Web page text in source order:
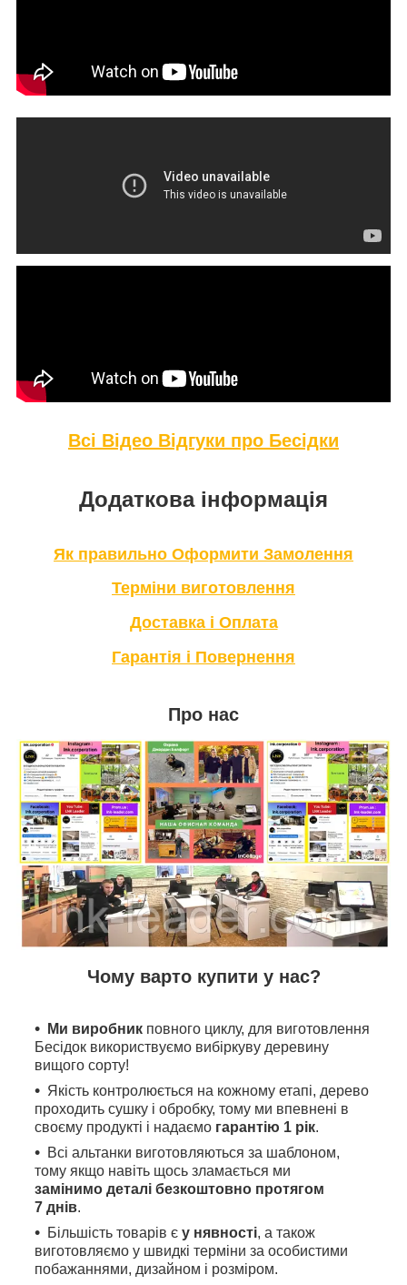
Всі Відео Відгуки про Бесідки
Додаткова інформація
Як правильно Оформити Замолення
Терміни виготовлення
Доставка і Оплата
Гарантія і Повернення
Про нас
Чому варто купити у нас?
Ми виробник повного циклу, для виготовлення
Бесідок використвуємо вибіркуву деревину
вищого сорту!
Якість контролюється на кожному етапі, дерево
проходить сушку і обробку, тому ми впевнені в
своєму продукті і надаємо гарантію 1 рік.
Всі альтанки виготовляються за шаблоном,
тому якщо навіть щось зламається ми
замінимо деталі безкоштовно протягом
7 днів.
Більшість товарів є у нявності, а також
виготовляємо у швидкі терміни за особистими
побажаннями, дизайном і розміром.